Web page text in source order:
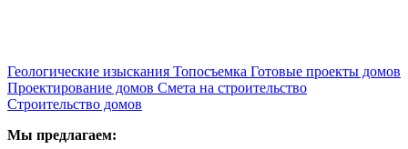
Геологические изыскания Топосъемка Готовые проекты домов
Проектирование домов Смета на строительство
Строительство домов
Мы предлагаем: